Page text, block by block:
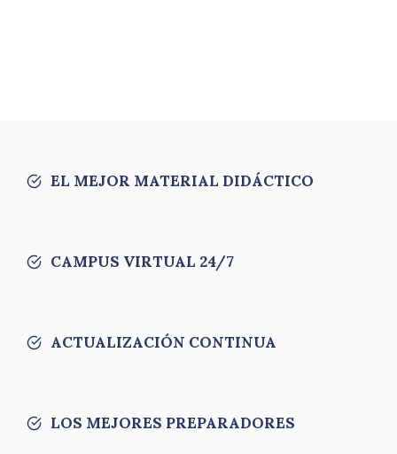
EL MEJOR MATERIAL DIDÁCTICO
CAMPUS VIRTUAL 24/7
ACTUALIZACIÓN CONTINUA
LOS MEJORES PREPARADORES